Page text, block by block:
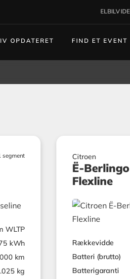
OPDATERET FIND ET EVENT
segment
WLTP
kWh
km
kg
Citroen
Ë-
Flexline
Rækkevidde
Batteri (brutto)
Batterigaranti